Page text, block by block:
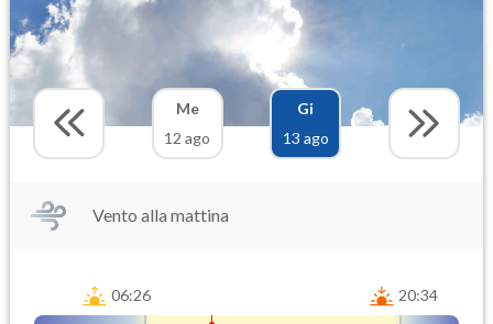
Me
12 ago
Gi
13 ago
Vento alla mattina
06:26 20:34